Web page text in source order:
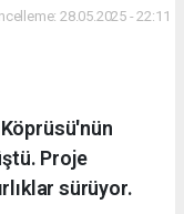
28.05.2025 - 22:11
Proje
sürüyor.